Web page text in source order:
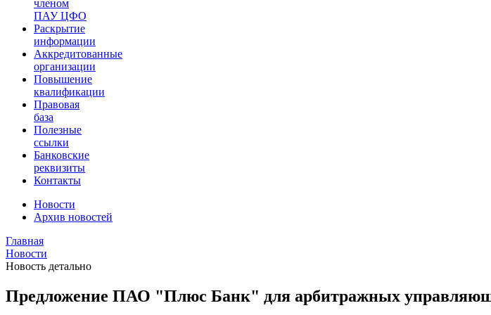
членом
ПАУ ЦФО
Раскрытие
информации
Аккредитованные
организации
Повышение
квалификации
Правовая
база
Полезные
ссылки
Банковские
реквизиты
Контакты
Новости
Архив новостей
Главная
Новости
Новость детально
Предложение ПАО "Плюс Банк" для арбитражных